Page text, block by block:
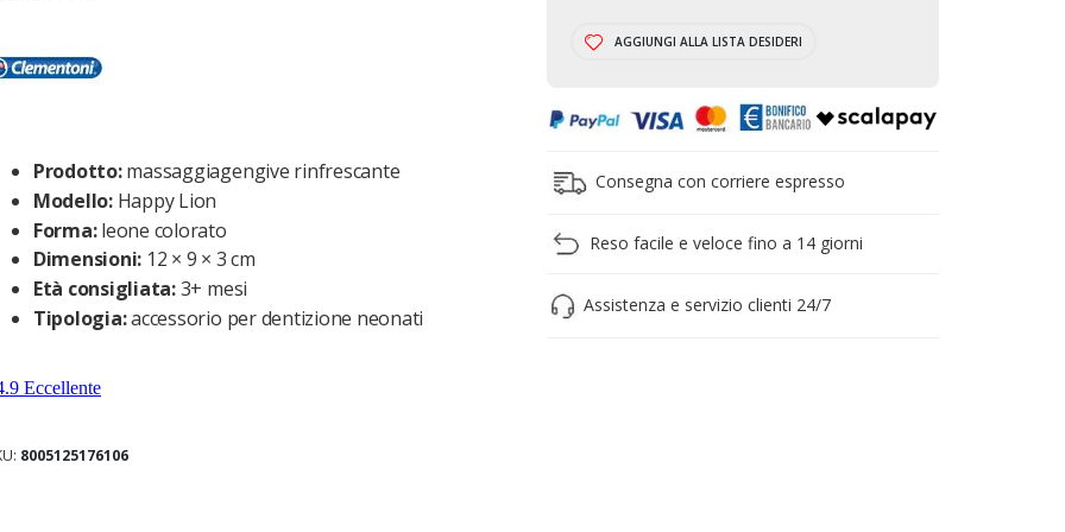
Prodotto:massaggiagengive rinfrescante
Modello:Happy Lion
Forma:leone colorato
Dimensioni: 12 × 9 × 3 cm
Età consigliata:3+ mesi
Tipologia:accessorio per dentizione neonati
8005125176106
AGGIUNGI ALLA LISTA DESIDERI
Consegna con corriere espresso
Reso facile e veloce fino a 14 giorni
Assistenza e servizio clienti 24/7